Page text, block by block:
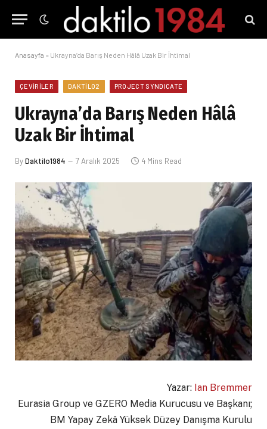
Anasayfa » Ukrayna’da Barış Neden Hâlâ Uzak Bir İhtimal
ÇEVIRILER DAKTILO2 PROJECT SYNDICATE
Ukrayna’da Barış Neden Hâlâ
Uzak Bir İhtimal
ByDaktilo1984 7 Aralık 2025 4 Mins Read
Yazar: Ian Bremmer
Eurasia Group ve GZERO Media Kurucusu ve Başkanı;
BM Yapay Zekâ Yüksek Düzey Danışma Kurulu